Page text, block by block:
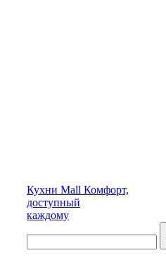
Кухни Mall Комфорт,
доступный
каждому